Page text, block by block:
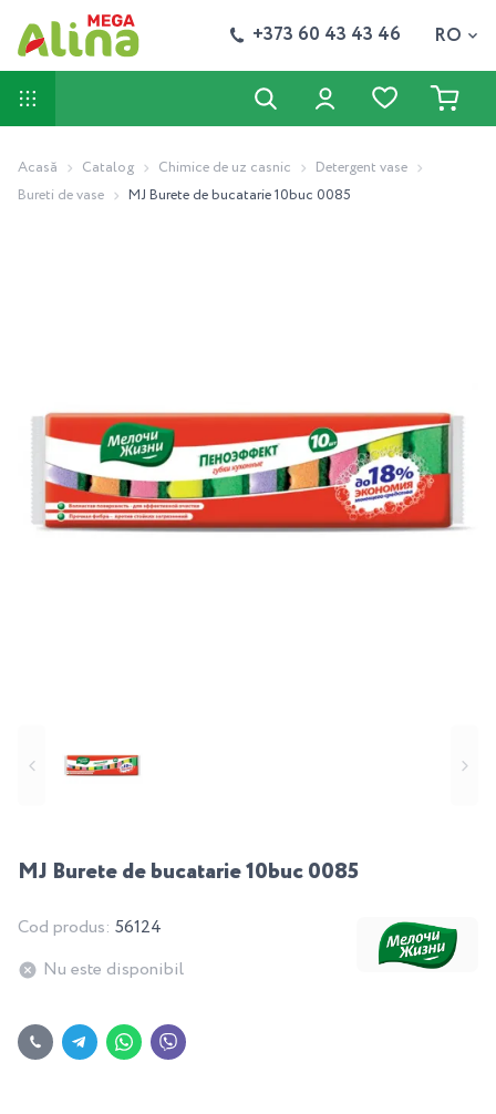
+373 60 43 43 46 RO
Acasă Catalog Chimice de uz casnic
Detergent vase
Bureti de vase
MJ Burete de bucatarie 10buc 0085
MJ Burete de bucatarie 10buc 0085
Cod produs: 56124
Nu este disponibil